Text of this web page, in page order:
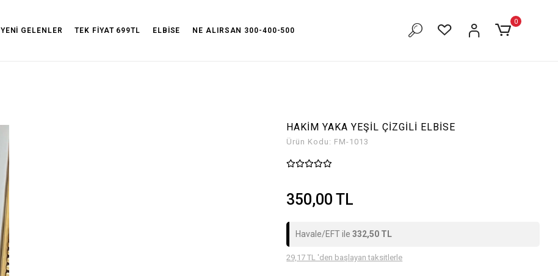
YENİ GELENLER TEK FİYAT 699TL ELBİSE NE ALIRSAN 300-400-500
0
HAKİM YAKA YEŞİL ÇİZGİLİ ELBİSE
Ürün Kodu: FM-1013
350,00 TL
Havale/EFT ile332,50 TL
29,17 TL 'den başlayan taksitlerle